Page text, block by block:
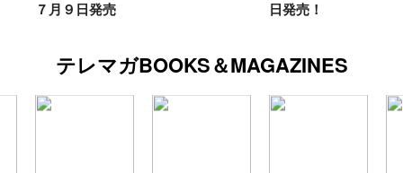
テレマガBOOKS＆MAGAZINES